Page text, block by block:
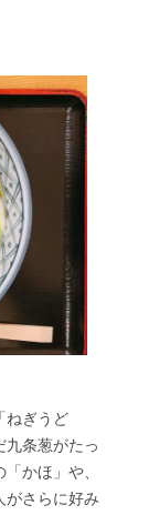
ねぎうど
九条葱がたっ
かほ」や、
がさらに好み